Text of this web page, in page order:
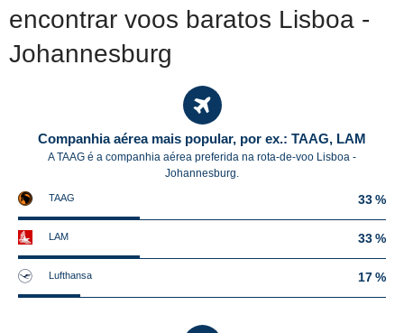
encontrar voos baratos Lisboa -
Johannesburg
Companhia aérea mais popular, por ex.: TAAG, LAM
A TAAG é a companhia aérea preferida na rota-de-voo Lisboa -
Johannesburg.
TAAG 33 %
LAM 33 %
Lufthansa 17 %